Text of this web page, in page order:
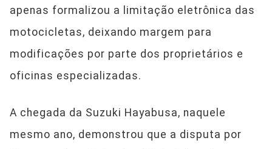
apenas formalizou a limitação eletrônica das
motocicletas, deixando margem para
modificações por parte dos proprietários e
oficinas especializadas.
A chegada da Suzuki Hayabusa, naquele
mesmo ano, demonstrou que a disputa por